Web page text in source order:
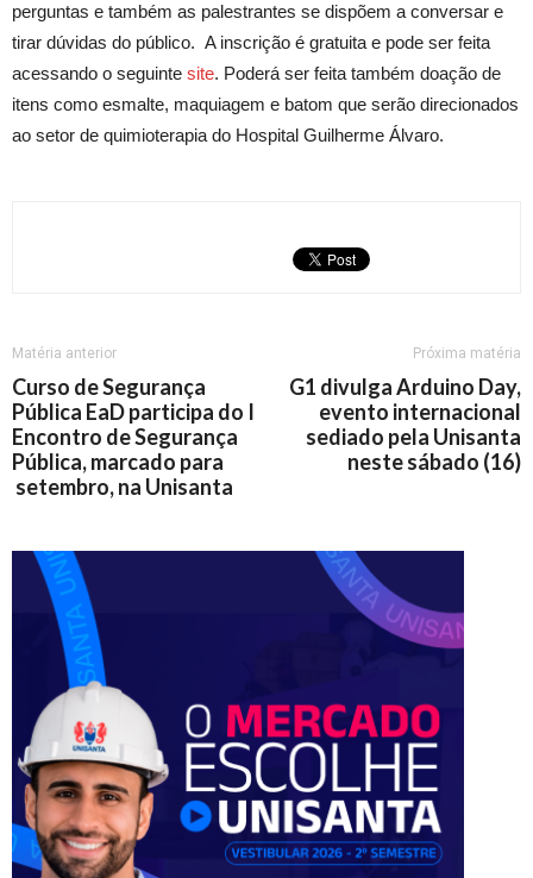
perguntas e também as palestrantes se dispõem a conversar e
tirar dúvidas do público. A inscrição é gratuita e pode ser feita
acessando o seguinte site. Poderá ser feita também doação de
itens como esmalte, maquiagem e batom que serão direcionados
ao setor de quimioterapia do Hospital Guilherme Álvaro.
Matéria anterior
Curso de Segurança
Pública EaD participa do I
Encontro de Segurança
Pública, marcado para
setembro, na Unisanta
Próxima matéria
G1 divulga Arduino Day,
evento internacional
sediado pela Unisanta
neste sábado (16)